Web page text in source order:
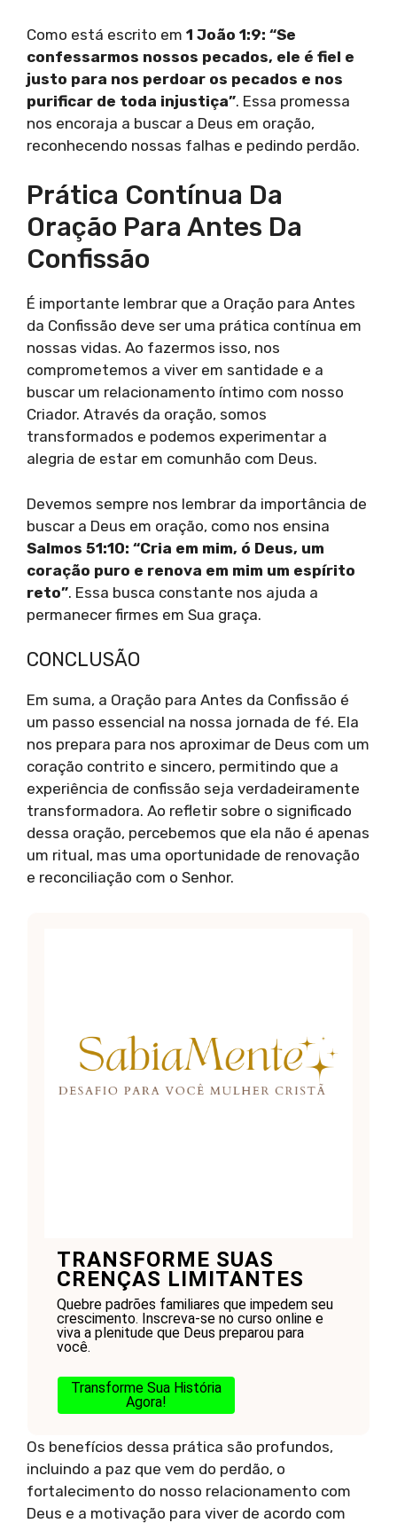
Como está escrito em 1 João 1:9: “Se
confessarmos nossos pecados, ele é fiel e
justo para nos perdoar os pecados e nos
purificar de toda injustiça”. Essa promessa
nos encoraja a buscar a Deus em oração,
reconhecendo nossas falhas e pedindo perdão.
Prática Contínua Da
Oração Para Antes Da
Confissão
É importante lembrar que a Oração para Antes
da Confissão deve ser uma prática contínua em
nossas vidas. Ao fazermos isso, nos
comprometemos a viver em santidade e a
buscar um relacionamento íntimo com nosso
Criador. Através da oração, somos
transformados e podemos experimentar a
alegria de estar em comunhão com Deus.
Devemos sempre nos lembrar da importância de
buscar a Deus em oração, como nos ensina
Salmos 51:10: “Cria em mim, ó Deus, um
coração puro e renova em mim um espírito
reto”. Essa busca constante nos ajuda a
permanecer firmes em Sua graça.
CONCLUSÃO
Em suma, a Oração para Antes da Confissão é
um passo essencial na nossa jornada de fé. Ela
nos prepara para nos aproximar de Deus com um
coração contrito e sincero, permitindo que a
experiência de confissão seja verdadeiramente
transformadora. Ao refletir sobre o significado
dessa oração, percebemos que ela não é apenas
um ritual, mas uma oportunidade de renovação
e reconciliação com o Senhor.
TRANSFORME SUAS
CRENÇAS LIMITANTES
Quebre padrões familiares que impedem seu
crescimento. Inscreva-se no curso online e
viva a plenitude que Deus preparou para
você.
Transforme Sua História
Agora!
Os benefícios dessa prática são profundos,
incluindo a paz que vem do perdão, o
fortalecimento do nosso relacionamento com
Deus e a motivação para viver de acordo com